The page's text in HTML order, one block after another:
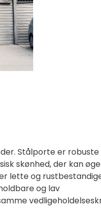
Stålporte er robuste
skønhed, der kan
lette og
og lav